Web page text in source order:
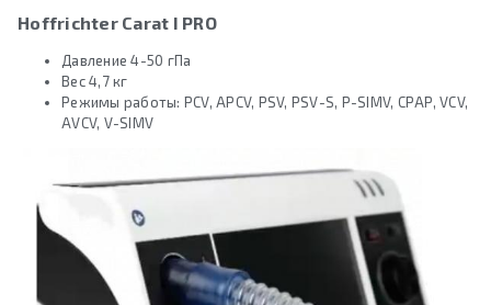
Hoffrichter Carat I PRO
Давление 4-50 гПа
Вес 4,7 кг
Режимы работы: PCV, APCV, PSV, PSV-S, P-SIMV, CPAP, VCV,
AVCV, V-SIMV